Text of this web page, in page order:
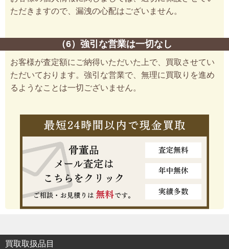
ただきますので、漏洩の心配はございません。
（6）強引な営業は一切なし
お客様が査定額にご納得いただいた上で、買取させてい
ただいております。強引な営業で、無理に買取りを進め
るようなことは一切ございません。
買取取扱品目